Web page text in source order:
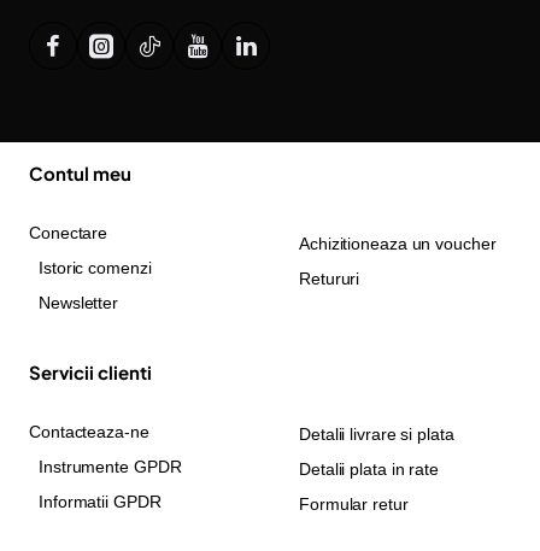
Contul meu
Conectare
Istoric comenzi
Newsletter
Achizitioneaza un voucher
Retururi
Servicii clienti
Contacteaza-ne
Instrumente GPDR
Informatii GPDR
Detalii livrare si plata
Detalii plata in rate
Formular retur